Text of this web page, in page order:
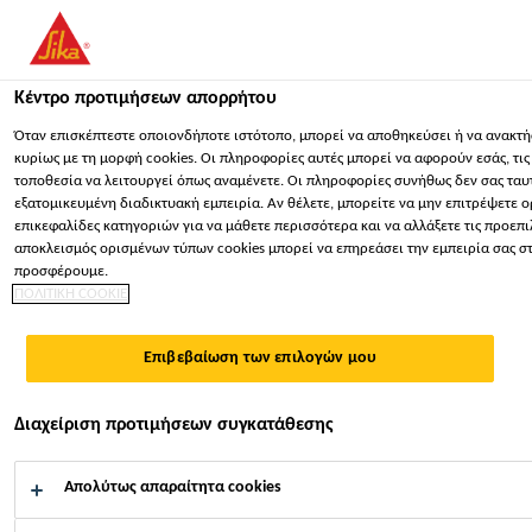
You are accessing "Sika Hellas ΑΒΕΕ", it seems you are
website for your country.
ΣΕ ΠΑΡΑΜΕΊΝΕΤΕΕΠΙΛΈΞΤΕ ΧΏΡΑ
Sika Hellas ΑΒΕΕ
Sikasil® IG-25 HM
Plus
ΣΙΛΙΚΟΝΗΣ ΓΙΑ ΔΙΠΛΟΥΣ ΜΟΝΩΤΙΚΟΥΣ
ΥΑΛΟΠΙΝΑΚΕΣ ΜΕ ΑΕΡΑ Ή ΑΕΡΙΟ
Κέντρο προτιμήσεων απορρήτου
Όταν επισκέπτεστε οποιονδήποτε ιστότοπο, μπορεί να αποθηκεύσει ή να
κυρίως με τη μορφή cookies. Οι πληροφορίες αυτές μπορεί να αφορούν εσάς,
τοποθεσία να λειτουργεί όπως αναμένετε. Οι πληροφορίες συνήθως δεν σας
εξατομικευμένη διαδικτυακή εμπειρία. Αν θέλετε, μπορείτε να μην επιτρέψετε
επικεφαλίδες κατηγοριών για να μάθετε περισσότερα και να αλλάξετε τις
αποκλεισμός ορισμένων τύπων cookies μπορεί να επηρεάσει την εμπειρία σας
προσφέρουμε.
ΠΟΛΙΤΙΚΗ COOKIE
Επιβεβαίωση των επιλογών μου
Διαχείριση προτιμήσεων συγκατάθεσης
Απολύτως απαραίτητα cookies